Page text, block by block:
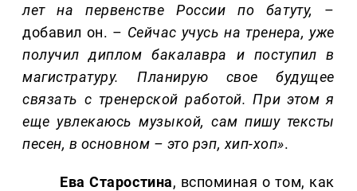
лет на первенстве России по батуту,
–
добавил он. – Сейчас учусь на тренера, уже
получил диплом бакалавра и поступил в
магистратуру. Планирую свое будущее
связать с тренерской работой. При этом я
еще увлекаюсь музыкой, сам пишу тексты
песен, в основном – это рэп, хип-хоп».
Ева Старостина, вспоминая о том, как